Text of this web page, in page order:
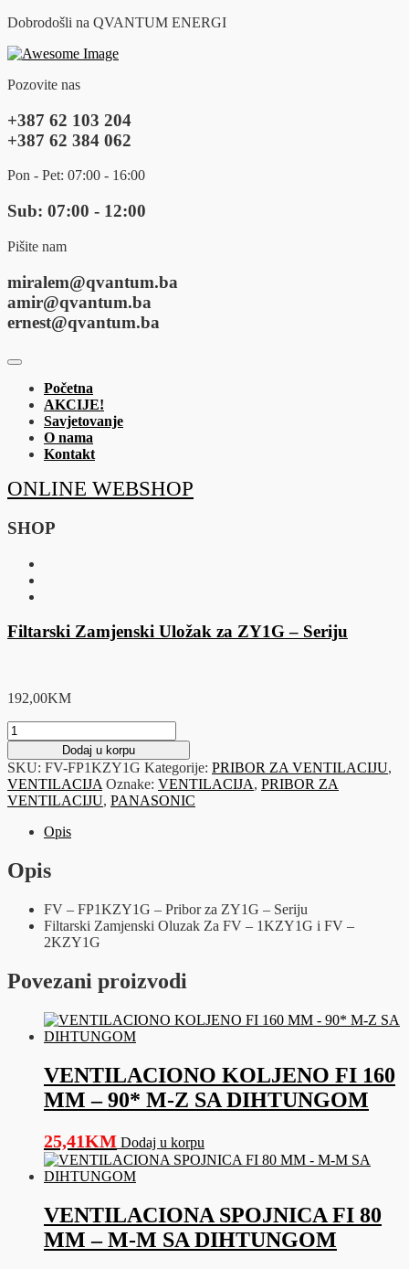
Dobrodošli na QVANTUM ENERGI
Pozovite nas
+387 62 103 204
+387 62 384 062
Pon - Pet: 07:00 - 16:00
Sub: 07:00 - 12:00
Pišite nam
miralem@qvantum.ba
amir@qvantum.ba
ernest@qvantum.ba
Početna
AKCIJE!
Savjetovanje
O nama
Kontakt
ONLINE WEBSHOP
SHOP
Filtarski Zamjenski Uložak za ZY1G – Seriju
192,00KM
Filtarski
Zamjenski
Uložak
za
ZY1G
-
Seriju
količina
Dodaj u korpu
SKU: FV-FP1KZY1G Kategorije: PRIBOR ZA VENTILACIJU,
VENTILACIJA Oznake: VENTILACIJA, PRIBOR ZA
VENTILACIJU, PANASONIC
Opis
Opis
FV – FP1KZY1G – Pribor za ZY1G – Seriju
Filtarski Zamjenski Oluzak Za FV – 1KZY1G i FV –
2KZY1G
Povezani proizvodi
VENTILACIONO KOLJENO FI 160
MM – 90* M-Z SA DIHTUNGOM
25,41KM Dodaj u korpu
VENTILACIONA SPOJNICA FI 80
MM – M-M SA DIHTUNGOM